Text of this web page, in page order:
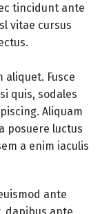
tincidunt ante
vitae cursus
Fusce
quis, sodales
Aliquam
posuere luctus
a enim iaculis
ante